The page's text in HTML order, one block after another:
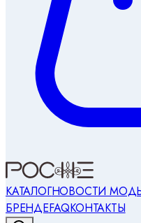
КАТАЛОГНОВОСТИ
БРЕНДЕFAQКОНТАКТЫ